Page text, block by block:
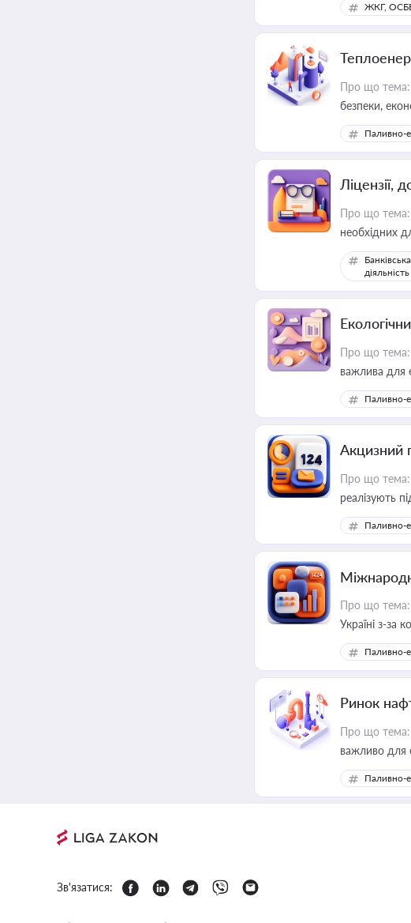
ЖКГ,
Про що тема:
безпеки,
Паливно-
Ліцензії,
Про що тема:
необхідних
Банківська
діяльність
Про що тема:
важлива для
Паливно-
Акцизний
Про що тема:
реалізують
Паливно-
Про що тема:
Україні з-за
Паливно-
Ринок
Про що тема:
важливо для
Паливно-
Зв'язатися: